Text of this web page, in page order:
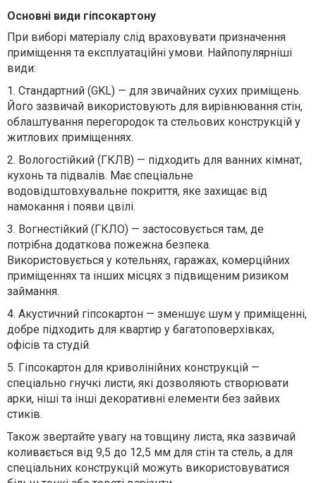
Основні види гіпсокартону
При виборі матеріалу слід враховувати призначення
приміщення та експлуатаційні умови. Найпопулярніші
види:
1. Стандартний (GKL) — для звичайних сухих приміщень.
Його зазвичай використовують для вирівнювання стін,
облаштування перегородок та стельових конструкцій у
житлових приміщеннях.
2. Вологостійкий (ГКЛВ) — підходить для ванних кімнат,
кухонь та підвалів. Має спеціальне
водовідштовхувальне покриття, яке захищає від
намокання і появи цвілі.
3. Вогнестійкий (ГКЛО) — застосовується там, де
потрібна додаткова пожежна безпека.
Використовується у котельнях, гаражах, комерційних
приміщеннях та інших місцях з підвищеним ризиком
займання.
4. Акустичний гіпсокартон — зменшує шум у приміщенні,
добре підходить для квартир у багатоповерхівках,
офісів та студій.
5. Гіпсокартон для криволінійних конструкцій —
спеціально гнучкі листи, які дозволяють створювати
арки, ніші та інші декоративні елементи без зайвих
стиків.
Також звертайте увагу на товщину листа, яка зазвичай
коливається від 9,5 до 12,5 мм для стін та стель, а для
спеціальних конструкцій можуть використовуватися